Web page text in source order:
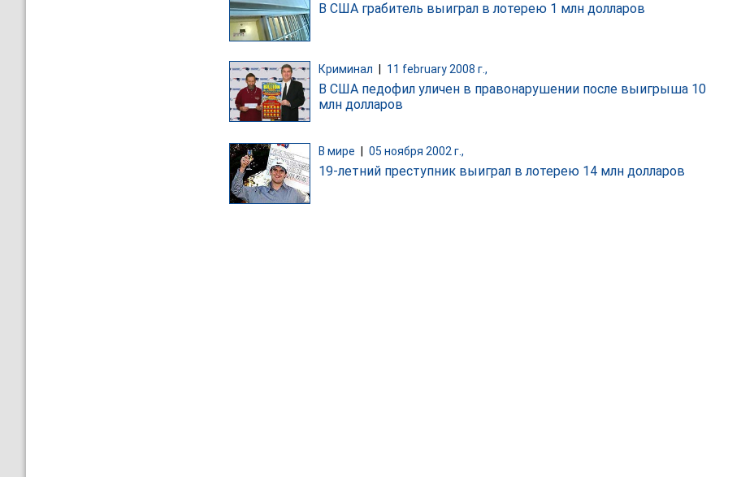
В США грабитель выиграл в лотерею 1 млн долларов
Криминал 11 february 2008 г.,
В США педофил уличен в правонарушении после выигрыша 10
млн долларов
В мире | 05 ноября 2002 г.,
19-летний преступник выиграл в лотерею 14 млн долларов